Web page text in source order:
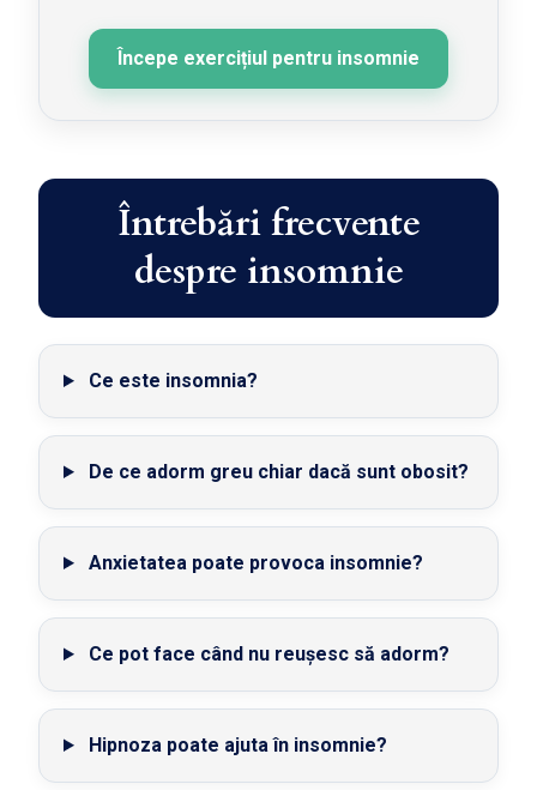
Începe exercițiul pentru insomnie
Întrebări frecvente
despre insomnie
Ce este insomnia?
De ce adorm greu chiar dacă sunt obosit?
Anxietatea poate provoca insomnie?
Ce pot face când nu reușesc să adorm?
Hipnoza poate ajuta în insomnie?